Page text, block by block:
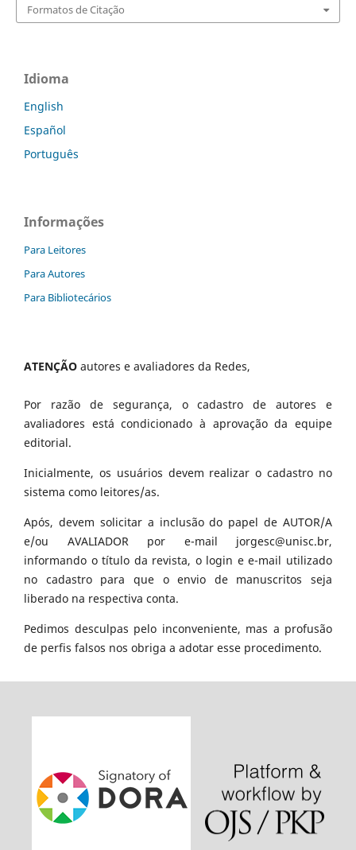
Formatos de Citação
Idioma
English
Español
Português
Informações
Para Leitores
Para Autores
Para Bibliotecários
ATENÇÃO autores e avaliadores da Redes,
Por razão de segurança, o cadastro de autores e
avaliadores está condicionado à aprovação da equipe
editorial.
Inicialmente, os usuários devem realizar o cadastro no
sistema como leitores/as.
Após, devem solicitar a inclusão do papel de AUTOR/A
e/ou AVALIADOR por e-mail jorgesc@unisc.br,
informando o título da revista, o login e e-mail utilizado
no cadastro para que o envio de manuscritos seja
liberado na respectiva conta.
Pedimos desculpas pelo inconveniente, mas a profusão
de perfis falsos nos obriga a adotar esse procedimento.